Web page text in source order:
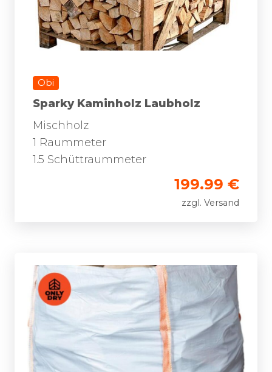
Obi
Sparky Kaminholz Laubholz
Mischholz
1 Raummeter
1.5 Schüttraummeter
199.99 €
zzgl. Versand